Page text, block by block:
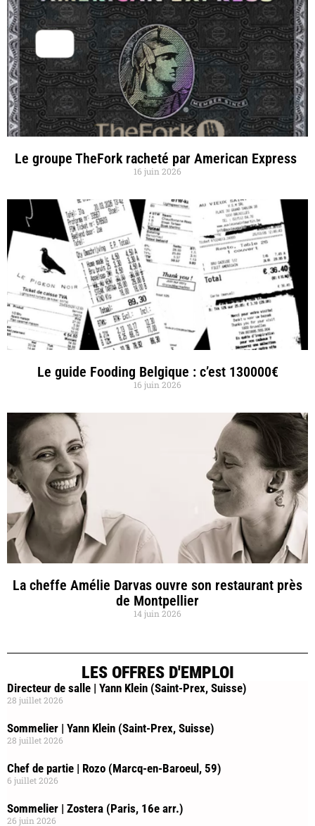
Le groupe TheFork racheté par American Express
16 juin 2026
Le guide Fooding Belgique : c’est 130000€
16 juin 2026
La cheffe Amélie Darvas ouvre son restaurant près
de Montpellier
14 juin 2026
LES OFFRES D'EMPLOI
Directeur de salle | Yann Klein (Saint-Prex, Suisse)
28 juillet 2026
Sommelier | Yann Klein (Saint-Prex, Suisse)
28 juillet 2026
Chef de partie | Rozo (Marcq-en-Baroeul, 59)
6 juillet 2026
Sommelier | Zostera (Paris, 16e arr.)
26 juin 2026